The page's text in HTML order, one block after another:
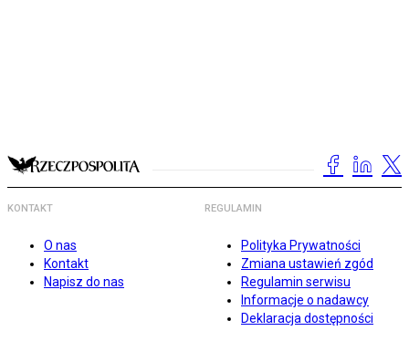
KONTAKT
O nas
Kontakt
Napisz do nas
REGULAMIN
Polityka Prywatności
Zmiana ustawień zgód
Regulamin serwisu
Informacje o nadawcy
Deklaracja dostępności